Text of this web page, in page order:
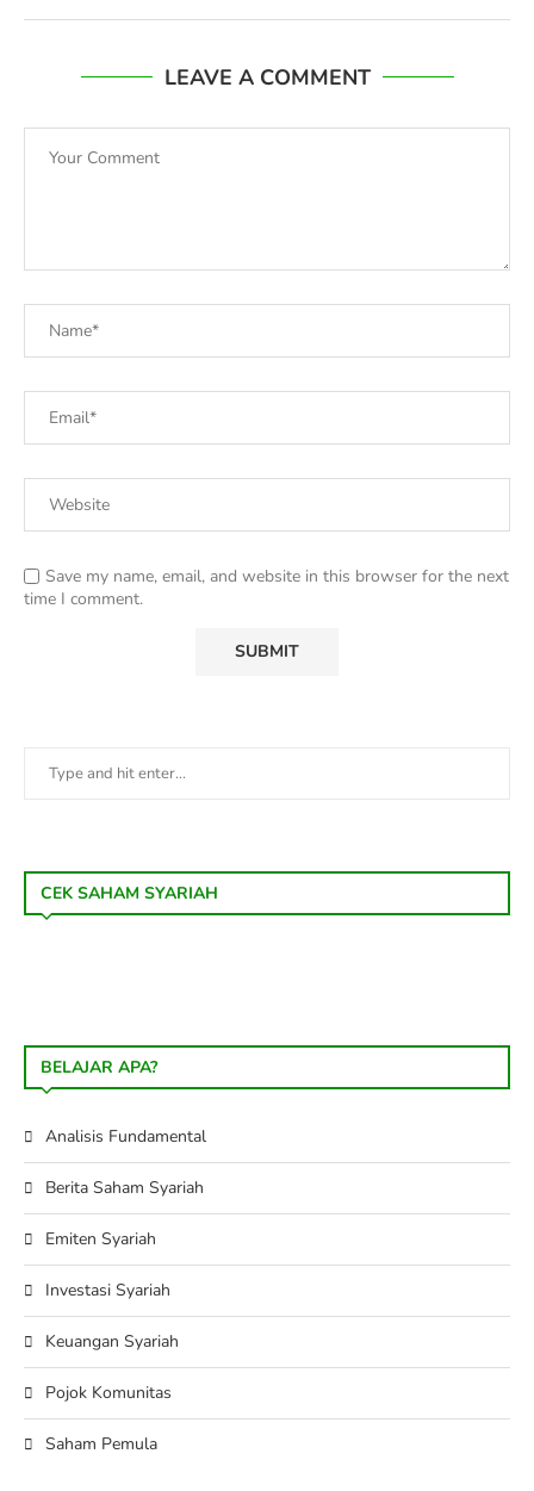
LEAVE A COMMENT
Save my name, email, and website in this browser for the next
time I comment.
CEK SAHAM SYARIAH
BELAJAR APA?
Analisis Fundamental
Berita Saham Syariah
Emiten Syariah
Investasi Syariah
Keuangan Syariah
Pojok Komunitas
Saham Pemula